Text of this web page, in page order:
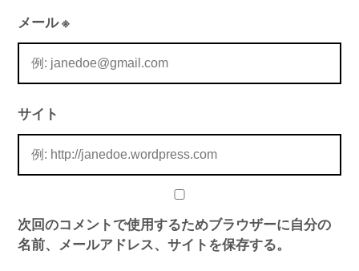
メール※
サイト
次回のコメントで使用するためブラウザーに自分の
名前、メールアドレス、サイトを保存する。